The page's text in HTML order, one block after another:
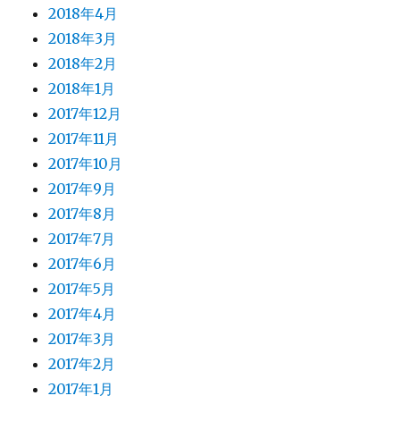
2018年4月
2018年3月
2018年2月
2018年1月
2017年12月
2017年11月
2017年10月
2017年9月
2017年8月
2017年7月
2017年6月
2017年5月
2017年4月
2017年3月
2017年2月
2017年1月